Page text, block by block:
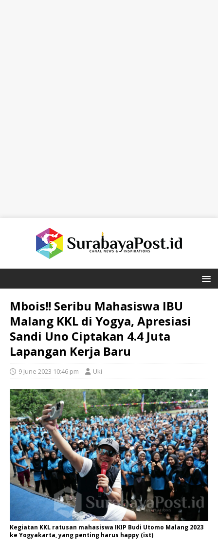
Mbois!! Seribu Mahasiswa IBU
Malang KKL di Yogya, Apresiasi
Sandi Uno Ciptakan 4.4 Juta
Lapangan Kerja Baru
9 June 2023 10:46 pm Uki
Kegiatan KKL ratusan mahasiswa IKIP Budi Utomo Malang 2023
ke Yogyakarta, yang penting harus happy (ist)